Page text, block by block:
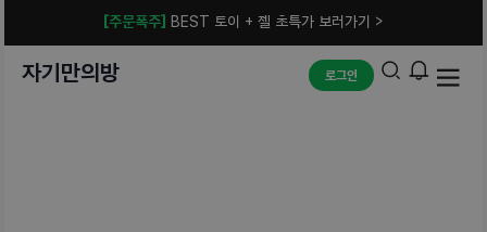
[주문폭주] BEST 토이 + 젤 초특가 보러가기 >
자기만의방 로그인